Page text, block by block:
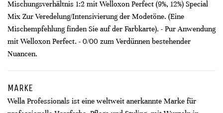
Mischungsverhältnis 1:2 mit Welloxon Perfect (9%, 12%) Special
Mix Zur Veredelung/Intensivierung der Modetöne. (Eine
Mischempfehlung finden Sie auf der Farbkarte). - Pur Anwendung
mit Welloxon Perfect. - 0/00 zum Verdünnen bestehender
Nuancen.
MARKE
Wella Professionals ist eine weltweit anerkannte Marke für